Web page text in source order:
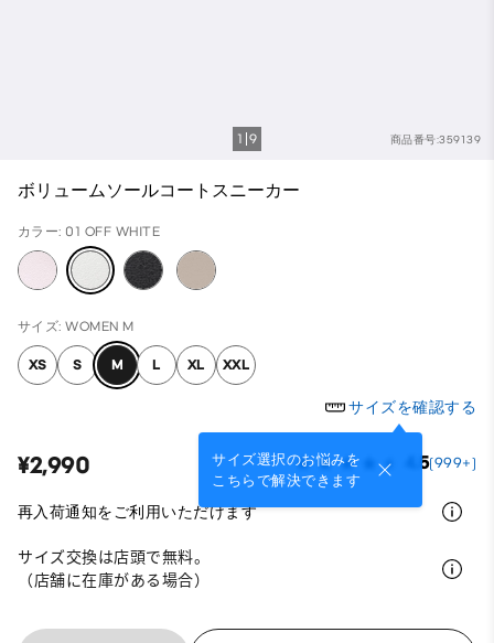
商品番号:359139
1 9
ボリュームソールコートスニーカー
カラー: 01 OFF WHITE
サイズ: WOMEN M
XS S M L XL XXL
サイズを確認する
サイズ選択のお悩みを
こちらで解決できます
¥2,990 4.5(999+)
再入荷通知をご利用いただけます
サイズ交換は店頭で無料。
（店舗に在庫がある場合）